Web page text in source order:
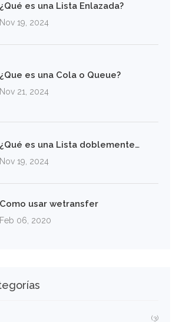
¿Qué es una Lista Enlazada?
Nov 19, 2024
¿Que es una Cola o Queue?
Nov 21, 2024
¿Qué es una Lista doblemente…
Nov 19, 2024
Como usar wetransfer
Feb 06, 2020
(3)